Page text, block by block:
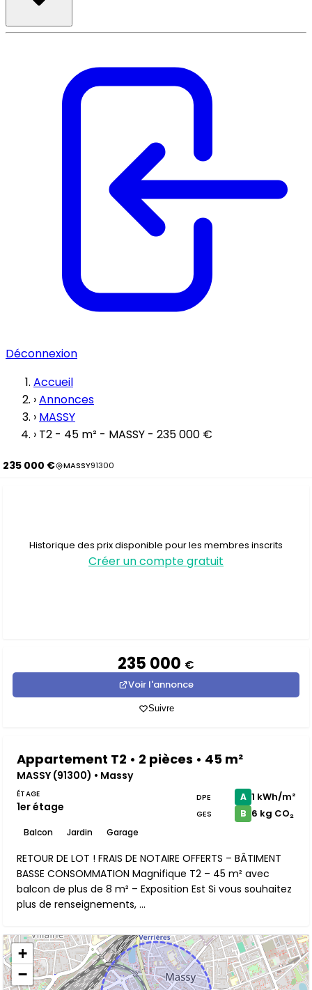
Déconnexion
Accueil
›Annonces
› MASSY
› T2 - 45 m² - MASSY - 235 000 €
235 000 € MASSY91300
Historique des prix disponible pour les membres inscrits
Créer un compte gratuit
235 000 €
Voir l'annonce
Suivre
Appartement T2 • 2 pièces • 45 m²
MASSY (91300) • Massy
ÉTAGE
1er étage
Balcon Jardin Garage
DPE A 1 kWh/m²
GES B 6 kg CO₂
RETOUR DE LOT ! FRAIS DE NOTAIRE OFFERTS – BÂTIMENT
BASSE CONSOMMATION Magnifique T2 – 45 m² avec
balcon de plus de 8 m² – Exposition Est Si vous souhaitez
plus de renseignements, ...
+
−